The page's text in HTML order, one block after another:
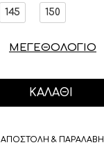
145 150
ΚΑΛΆΘΙ
ΜΕΓΕΘΟΛΟΓΙΟ
ΑΠΟΣΤΟΛΗ & ΠΑΡΑΛΑΒΗ